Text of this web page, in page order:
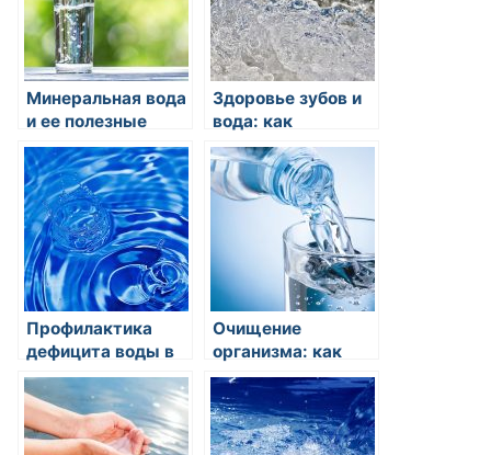
Минеральная вода
и ее полезные
свойства
Здоровье зубов и
вода: как
регулярное питье
воды может
помочь в
предотвращении
зубных проблем?
Профилактика
дефицита воды в
организме: как
питье воды может
помочь избежать
дегидратации?
Очищение
организма: как
вода помогает
избавиться от
токсинов и
отходов?